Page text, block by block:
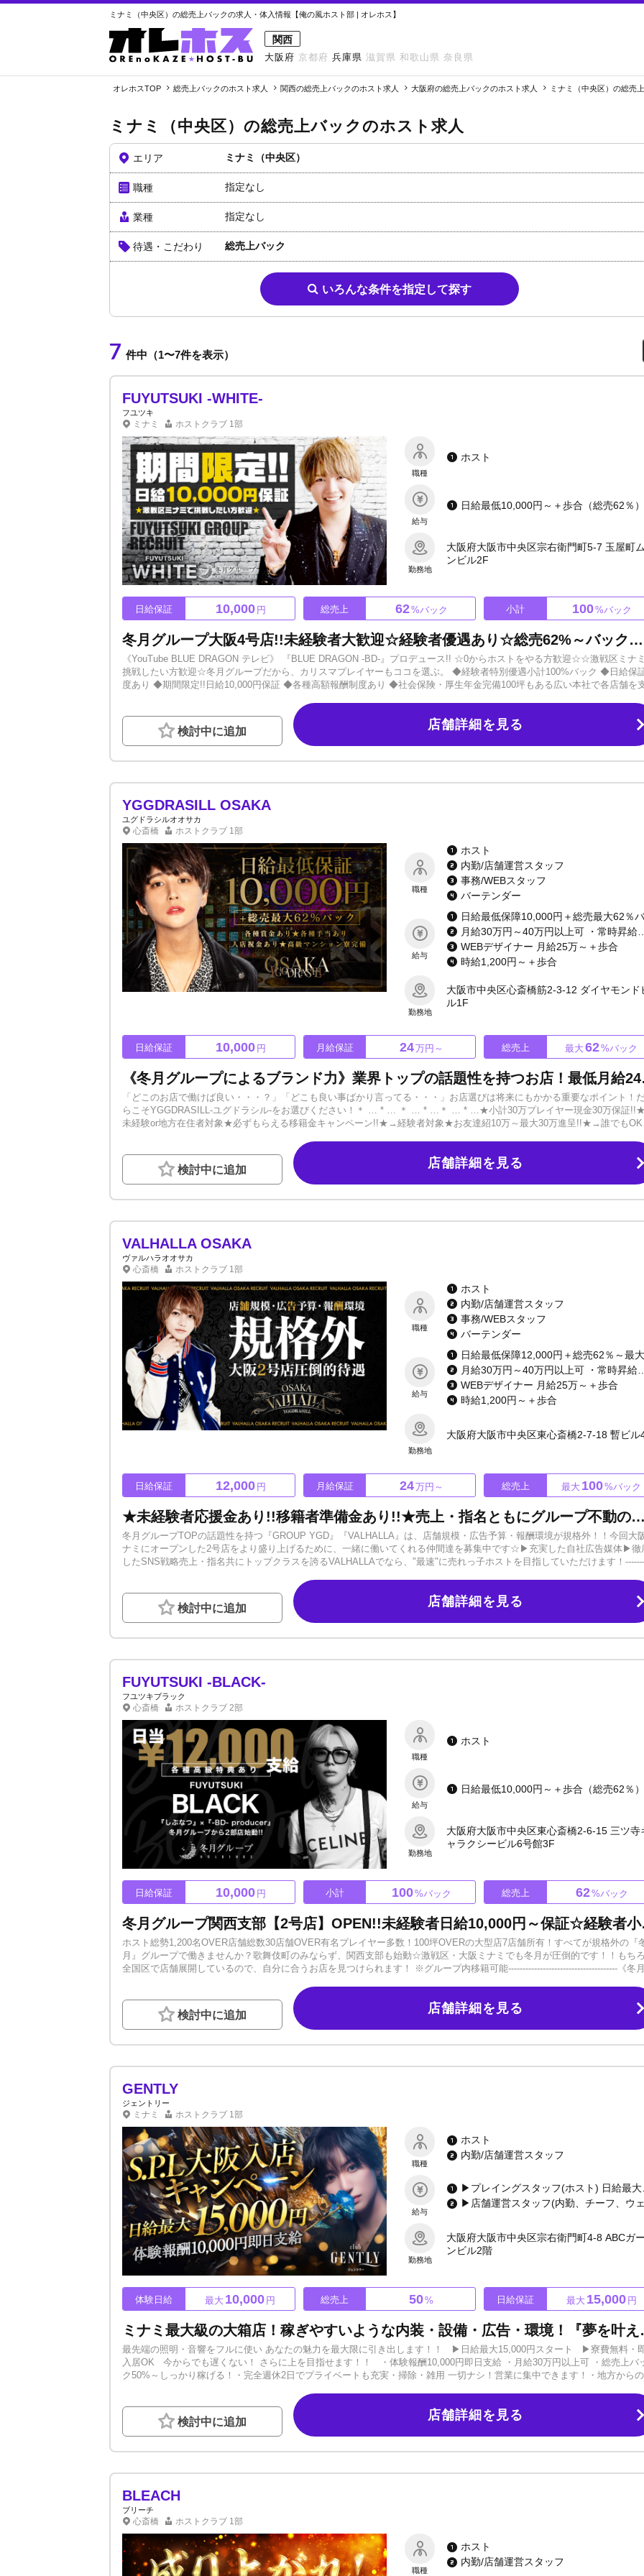
ミナミ（中央区）の総売上バックの求人・体入情報【俺の風ホスト部 | オレホス】
関西
大阪府 京都府 兵庫県 滋賀県 和歌山県 奈良県
オレホスTOP 総売上バックのホスト求人 関西の総売上バックのホスト求人 大阪府の総売上バックのホスト求人 ミナミ（中央区）の総売
ミナミ（中央区）の総売上バックのホスト求人
エリア ミナミ（中央区）
職種 指定なし
業種 指定なし
待遇・こだわり 総売上バック
いろんな条件を指定して探す
7 件中（1〜7件を表示）
FUYUTSUKI -WHITE-
フユツキ
ミナミ ホストクラブ 1部
職種
ホスト
給与
勤務地
大阪府大阪市中央区宗右衛門町5-7 玉屋町
ンビル2F
日給保証 10,000 円 総売上 62%バック 小計 100%バック
冬月グループ大阪4号店!!未経験者大歓迎☆経験者優遇あり☆総売62%～バック！社保・厚生年金完備で安心の環境！独立支援ありで将来の不安もなし◎
《YouTube BLUE DRAGON テレビ》 『BLUE DRAGON -BD-』プロデュース!! ☆0からホストをやる方歓迎☆☆激戦区ミナ
挑戦したい方歓迎☆冬月グループだから、カリスマプレイヤーもココを選ぶ。 ◆経験者特別優遇小計100%バック ◆日給保
度あり ◆期間限定!!日給10,000円保証 ◆各種高額報酬制度あり ◆社会保険・厚生年金完備100坪もある広い本社で各店舗を
てやっています。大手との太いパイプを持つ冬月グループだから、「やる気」を出せば確実に売れていける環境です！人材
チームがあり、全員を個別サポートできる体制があるので、入店後の不安はありません。経験者の方は『ソリューション部門
にて、移籍トラブル等にも対応しています！【ストレスを受けずに売上を作れる環境】皆さま、お仕事選びは何を大切にし
ますか？お店の雰囲気、人間関係、初回数など、人によって何が重要なのかは違いますよね。大阪は歌舞伎町ほど売れっ子が
るわけではありません。それでも当店には数多くの売れっ子ホストが在籍しています！理由としては、結果を残せるお店作
には、最後まで楽しみましょう！」一緒にお店を盛り上げてくださる方お待ちしています。いつでもご応募・お問い合わせく
さい！
検討中に追加 店舗詳細を見る
YGGDRASILL OSAKA
ユグドラシルオオサカ
心斎橋 ホストクラブ 1部
職種
ホスト
内勤/店舗運営スタッフ
事務/WEBスタッフ
バーテンダー
給与
WEBデザイナー 月給25万～＋歩合
時給1,200円～＋歩合
勤務地
大阪市中央区心斎橋筋2-3-12 ダイヤモンド
ル1F
日給保証 10,000 円 月給保証 24万円～ 総売上 最大62%バック
《冬月グループ
「どこのお店で働けば良い・・・？」「どこも良い事ばかり言ってる・・・」お店選びは将来にもかかる重要なポイント！
らこそYGGDRASILL-ユグドラシル-をお選びください！＊ … * … ＊ … * …＊ … * …★小計30万プレイヤー現金30万保証
未経験or地方在住者対象★必ずもらえる移籍金キャンペーン!!★→経験者対象★お友達紹10万～最大30万進呈!!★→誰でも
MAX300組！月平均200組をキープしている話題性抜群のお店です。圧倒的な初回数＝未経験が売れるチャンス！！上下関係
しで平等な付け回しを行っています。（入店初日から接客可能です!!）さらに...未経験でも初月から日給保証が付きます！せ
かくのホスト人生、初めから稼げず切羽詰まる状況は良くありません。YGGDRASILLではゆとりをもって仕事に専念できる環
境を整えています。★レギュラー＆アルバイト同時募集★レギュラー：週6日アルバイト：週3日～学生や社会人も歓迎致しま
す。働き方は自分次第◎アルバイトの方には業界最高の折半率をご用意しています。（小計30万～給料折半!!）出勤日数が
全員家族のようなもの。これから始める方も、違う土地で再スタートしたい方も。出勤さえしていただければ全力でサポート
せていただきます！◆独立2年で月商1億over◆雑誌・TV出演実績多数「本気で戦える」「本気で楽しめる」冬月グループトッ
プのモンスター店なら最高のホスト人生を歩めます！まずは一歩踏み出してお話だけでも聞きに来てください。ご応募・お問
検討中に追加 店舗詳細を見る
VALHALLA OSAKA
ヴァルハラオオサカ
心斎橋 ホストクラブ 1部
職種
ホスト
内勤/店舗運営スタッフ
事務/WEBスタッフ
バーテンダー
給与
WEBデザイナー 月給25万～＋歩合
時給1,200円～＋歩合
勤務地
大阪府大阪市中央区東心斎橋2-7-18 暫ビル
日給保証 12,000 円 月給保証 24万円～ 総売上 最大 100%バック
★未経験者応援金あり!!移籍者準備金あり!!★売上・指名ともにグループ不動のトップ☆未経験の育成体制も抜群！高級マンション寮完備で遠方や他県からも大歓迎◎
冬月グループTOPの話題性を持つ『GROUP YGD』『VALHALLA』は、店舗規模・広告予算・報酬環境が規格外！！今回大
ナミにオープンした2号店をより盛り上げるために、一緒に働いてくれる仲間達を募集中です☆▶充実した自社広告媒体▶徹
したSNS戦略売上・指名共にトップクラスを誇るVALHALLAでなら、"最速"に売れっ子ホストを目指していただけます！
ずもらえる移籍金キャンペーン!! ◆誰でも対象 お友達紹介で10万～最大30万進呈!!◆地方役職経験者対象 入店決定で個人用
マンション進呈!!------------------------------------------「古臭さは一切ありません！」体育館のような場所でお酒を売っているお店も
るなか、GROUP YGDは全てが一流！店内は社美緒監修音もと有名デザイナーによるラグジュアリーな空間。全店70坪～
に及ぶ大型店舗！貴方好みのお店を選んでいただけます。「厳しさは一切ありません！」当グループで働くからには家族のよ
に受け入れます！理不尽な上下関係や罰則は一切なし◎アットホームな環境で楽しく稼ぎましょう！★入店初日から接客可
が良くても稼げません。VALHALLAは未経験でもお客様を掴みやすい環境となっています。圧倒的なバックアップでお迎えし
すので、「ホストに興味がある」「再スタートしたい」「移籍したい」という方はぜひご連絡ください！一緒に夢を掴みに行
ましょう！ご応募お待ちしております☆彡
検討中に追加 店舗詳細を見る
FUYUTSUKI -BLACK-
フユツキブラック
心斎橋 ホストクラブ 2部
職種
ホスト
給与
勤務地
大阪府大阪市中央区東心斎橋2-6-15 三ツ寺
ャラクシービル6号館3F
日給保証 10,000 円 小計 100%バック 総売上 62%バック
冬月グループ関西支部
ホスト総勢1,200名OVER店舗総数30店舗OVER有名プレイヤー多数！100坪OVERの大型店7店舗所有！すべてが規格外の『
月』グループで働きませんか？歌舞伎町のみならず、関西支部も始動☆激戦区・大阪ミナミでも冬月が圧倒的です！！もち
全国区で店舗展開しているので、自分に合うお店を見つけられます！ ※グループ内移籍可能--------------------------------------《冬
一のバックアップ◆業界の最先端をいく経営力様々な優良企業との太いパイプを持ち、健全な運営を行っています！当グル
に関わる全ての人が働きやすい環境になるよう日々環境改善に取り組んでいます。--------------------------------------「自分でも大丈
かな...？」入店するにあたって感じる不安は多いでしょう。当グループは8割のホストが未経験で始めています。これまでに多
くの人気プレイヤーを輩出した実績のある冬月なら心配はいりません！圧倒的なブランド力と全店舗へ行う育成制度により、
期間で売上を作れる環境です。✓ ルックスが良いだけがホストではありません！（やる気重視）✓ お酒の飲めないホストも
を実感してみてください。■体入ショートプランあり■1日体験も大歓迎未経験の方、経験者の方どちらも大歓迎です。ご応募
つでもお待ちしております！
検討中に追加 店舗詳細を見る
GENTLY
ジェントリー
ミナミ ホストクラブ 1部
職種
ホスト
内勤/店舗運営スタッフ
給与
▶プレイングスタッ
勤務地
大阪府大阪市中央区宗右衛門町4-8 ABCガ
ンビル2階
体験日給 最大 10,000 円 総売上 50% 日給保証 最大 15,000 円
ミナミ最大級の大箱店！稼ぎや
最先端の照明・音響をフルに使い あなたの魅力を最大限に引き出します！！ ▶日給最大15,000円スタート ▶寮費無料・
入居OK 今からでも遅くない！ さらに上を目指せます！！ ・体験報酬10,000円即日支給 ・月給30万円以上可 ・総売上バ
ク50%～しっかり稼げる！・完全週休2日でプライベートも充実・掃除・雑用 一切ナシ！営業に集中できます！・地方から
店は常に攻め続けるので、いずれ上を目指したくなったときに「役職ポストが空いてない…」なんて心配なし！！ ノウハウ
身に着けば、いずれ1店舗をお任せしたいと思っております！！ 売れっ子プレイヤーを目指すも良し！ いずれ経営側に回る
めの内勤希望も歓迎！ 世界は知らないままだといつまでも何もわからず不安なままです。 まずは面接や体験入店で、今
知らなかった当店【GENTLY】という世界をのぞいてみてください。 必ず、新たな発見があるはずです！！ 「男ならやは
自力で上に登りつめたい！」 その気持ちがあれば大歓迎です！あとは何もいりません。 あなたが夢を掴める環境を整えて
検討中に追加 店舗詳細を見る
BLEACH
ブリーチ
心斎橋 ホストクラブ 1部
職種
ホスト
内勤/店舗運営スタッフ